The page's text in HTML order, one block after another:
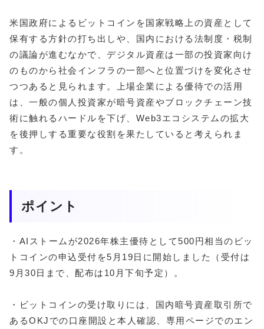
米国政府によるビットコインを国家戦略上の資産として
保有する方針の打ち出しや、国内における法制度・税制
の議論が進むなかで、デジタル資産は一部の投資家向け
のものから社会インフラの一部へと位置づけを変化させ
つつあると見られます。上場企業による優待での活用
は、一般の個人投資家が暗号資産やブロックチェーン技
術に触れるハードルを下げ、Web3エコシステムの拡大
を後押しする重要な役割を果たしていると考えられま
す。
ポイント
・AIストームが2026年株主優待として500円相当のビッ
トコインの申込受付を5月19日に開始しました（受付は
9月30日まで、配布は10月下旬予定）。
・ビットコインの受け取りには、国内暗号資産取引所で
あるOKJでの口座開設と本人確認、専用ページでのエン